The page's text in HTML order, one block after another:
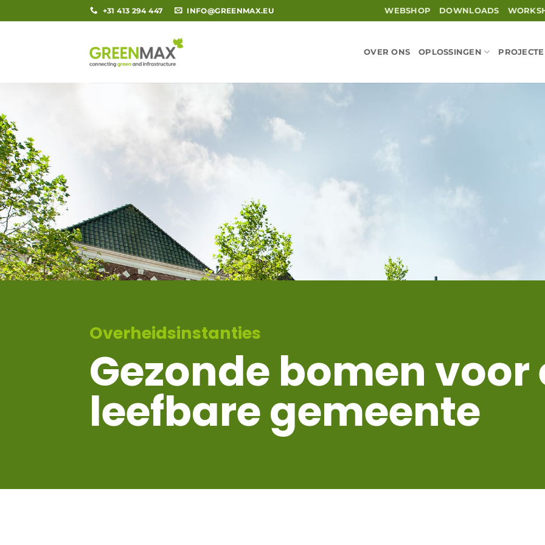
naar
+31 413 294 447 INFO@GREENMAX.EU WEBSHOP DOWNLOADS
OVER ONS OPLOSSINGEN
Overheidsinstanties
Gezonde bomen voor
leefbare gemeente